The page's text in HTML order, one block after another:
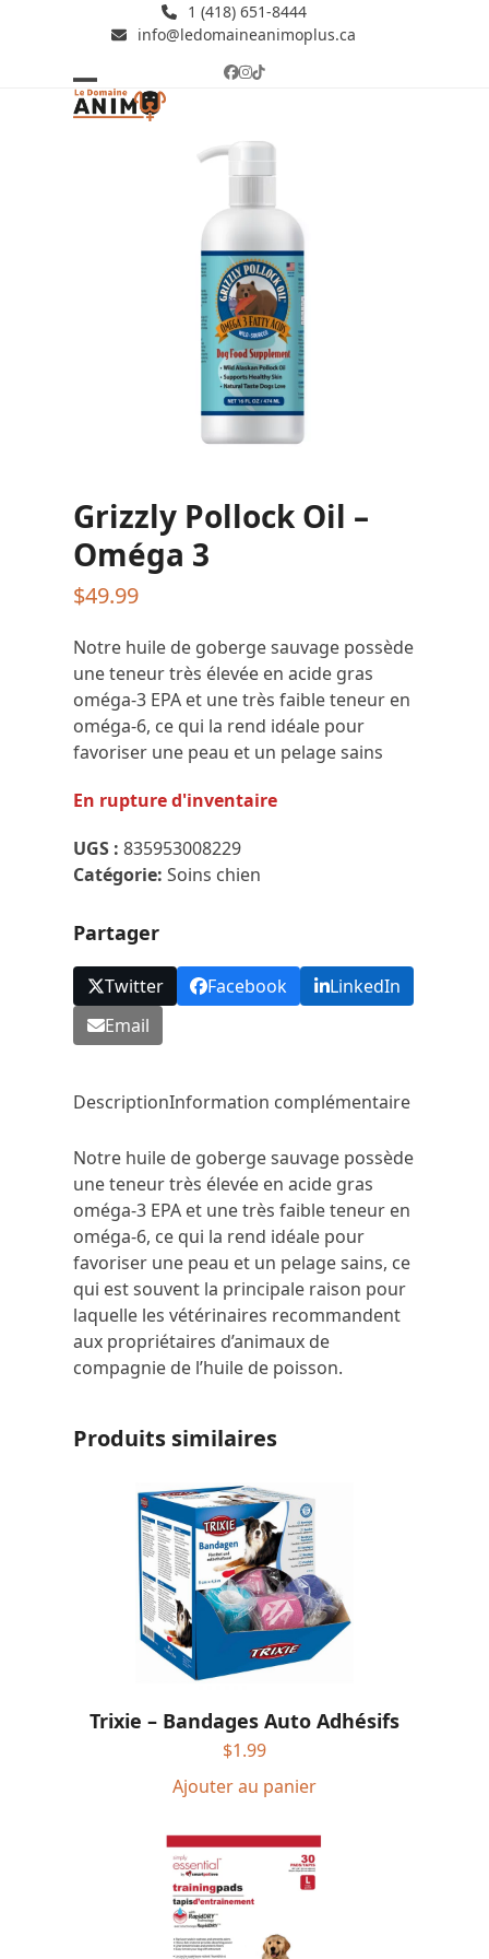
1 (418) 651-8444
info@ledomaineanimoplus.ca
Facebook
Instagram
Tiktok
Open
Close
Grizzly Pollock Oil –
Oméga 3
$49.99
Notre huile de goberge sauvage possède
une teneur très élevée en acide gras
oméga-3 EPA et une très faible teneur en
oméga-6, ce qui la rend idéale pour
favoriser une peau et un pelage sains
En rupture d'inventaire
UGS :835953008229
Catégorie:Soins chien
Partager
Twitter Facebook
LinkedIn
Email
DescriptionInformation complémentaire
Notre huile de goberge sauvage possède
une teneur très élevée en acide gras
oméga-3 EPA et une très faible teneur en
oméga-6, ce qui la rend idéale pour
favoriser une peau et un pelage sains, ce
qui est souvent la principale raison pour
laquelle les vétérinaires recommandent
aux propriétaires d’animaux de
compagnie de l’huile de poisson.
Produits similaires
Trixie – Bandages Auto Adhésifs
$1.99
Ajouter au panier